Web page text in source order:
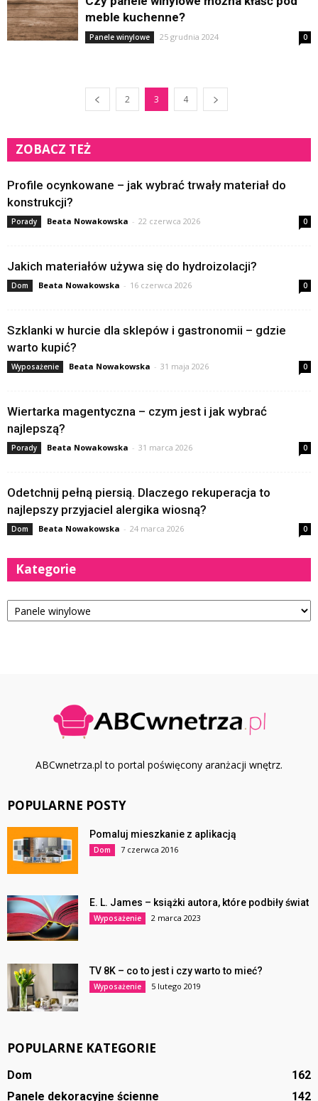
meble kuchenne?
Panele winylowe 25 grudnia 2024 0
2 3 4
ZOBACZ TEŻ
Profile ocynkowane – jak wybrać trwały materiał do
konstrukcji?
Porady Beata Nowakowska - 22 czerwca 2026 0
Jakich materiałów używa się do hydroizolacji?
Dom Beata Nowakowska - 16 czerwca 2026 0
Szklanki w hurcie dla sklepów i gastronomii – gdzie
warto kupić?
Wyposażenie Beata Nowakowska - 31 maja 2026 0
Wiertarka magentyczna – czym jest i jak wybrać
najlepszą?
Porady Beata Nowakowska - 31 marca 2026 0
Odetchnij pełną piersią. Dlaczego rekuperacja to
najlepszy przyjaciel alergika wiosną?
Dom Beata Nowakowska - 24 marca 2026 0
Kategorie
Kategorie
ABCwnetrza.pl to portal poświęcony aranżacji wnętrz.
POPULARNE POSTY
Pomaluj mieszkanie z aplikacją
Dom 7 czerwca 2016
E. L. James – książki autora, które podbiły świat
Wyposażenie 2 marca 2023
TV 8K – co to jest i czy warto to mieć?
Wyposażenie 5 lutego 2019
POPULARNE KATEGORIE
Dom
162
Panele dekoracyjne ścienne
142